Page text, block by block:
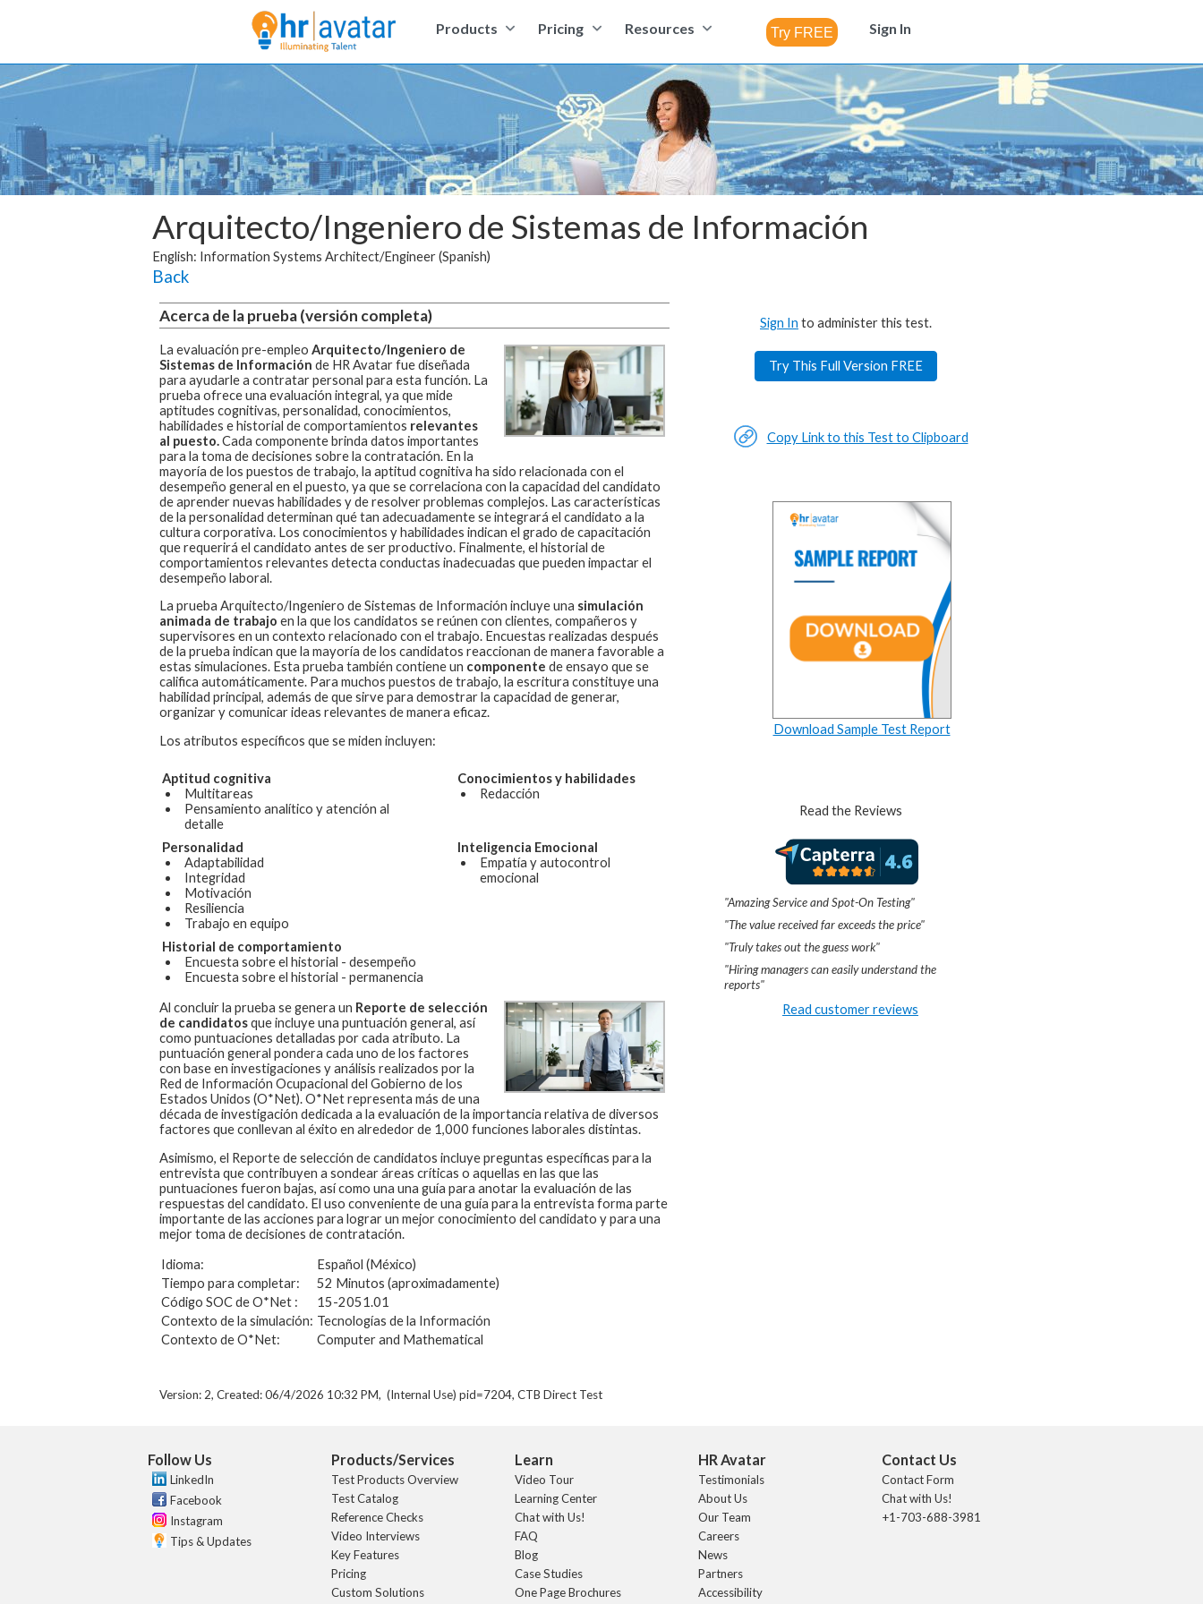
Products Pricing Resources Sign In
Arquitecto/Ingeniero de Sistemas de Información
English: Information Systems Architect/Engineer (Spanish)
Back
Acerca de la prueba (versión completa)
La evaluación pre-empleo Arquitecto/Ingeniero de
Sistemas de Información de HR Avatar fue diseñada
para ayudarle a contratar personal para esta función. La
prueba ofrece una evaluación integral, ya que mide
aptitudes cognitivas, personalidad, conocimientos,
habilidades e historial de comportamientos relevantes
al puesto.Cada componente brinda datos importantes
para la toma de decisiones sobre la contratación. En la
mayoría de los puestos de trabajo, la aptitud cognitiva ha sido relacionada con el
desempeño general en el puesto, ya que se correlaciona con la capacidad del candidato
de aprender nuevas habilidades y de resolver problemas complejos. Las características
de la personalidad determinan qué tan adecuadamente se integrará el candidato a la
cultura corporativa. Los conocimientos y habilidades indican el grado de capacitación
que requerirá el candidato antes de ser productivo. Finalmente, el historial de
comportamientos relevantes detecta conductas inadecuadas que pueden impactar el
desempeño laboral.
La prueba Arquitecto/Ingeniero de Sistemas de Información incluye una simulación
animada de trabajo en la que los candidatos se reúnen con clientes, compañeros y
supervisores en un contexto relacionado con el trabajo. Encuestas realizadas después
de la prueba indican que la mayoría de los candidatos reaccionan de manera favorable a
estas simulaciones. Esta prueba también contiene un componente de ensayo que se
califica automáticamente. Para muchos puestos de trabajo, la escritura constituye una
habilidad principal, además de que sirve para demostrar la capacidad de generar,
organizar y comunicar ideas relevantes de manera eficaz.
Los atributos específicos que se miden incluyen:
Aptitud cognitiva
Multitareas
Pensamiento analítico y atención al
detalle
Conocimientos y habilidades
Redacción
Personalidad
Adaptabilidad
Integridad
Motivación
Resiliencia
Trabajo en equipo
Inteligencia Emocional
Empatía y autocontrol
emocional
Historial de comportamiento
Encuesta sobre el historial - desempeño
Encuesta sobre el historial - permanencia
Al concluir la prueba se genera un Reporte de selección
de candidatosque incluye una puntuación general, así
como puntuaciones detalladas por cada atributo. La
puntuación general pondera cada uno de los factores
con base en investigaciones y análisis realizados por la
Red de Información Ocupacional del Gobierno de los
Estados Unidos (O*Net). O*Net representa más de una
década de investigación dedicada a la evaluación de la importancia relativa de diversos
factores que conllevan al éxito en alrededor de 1,000 funciones laborales distintas.
Asimismo, el Reporte de selección de candidatos incluye preguntas específicas para la
entrevista que contribuyen a sondear áreas críticas o aquellas en las que las
puntuaciones fueron bajas, así como una una guía para anotar la evaluación de las
respuestas del candidato. El uso conveniente de una guía para la entrevista forma parte
importante de las acciones para lograr un mejor conocimiento del candidato y para una
mejor toma de decisiones de contratación.
Idioma:
Español (México)
Tiempo para completar:
52 Minutos (aproximadamente)
Código SOC de O*Net :
15-2051.01
Contexto de la simulación: Tecnologías de la Información
Contexto de O*Net:
Computer and Mathematical
Version: 2, Created: 06/4/2026 10:32 PM, (Internal Use) pid=7204, CTB Direct Test
Sign In to administer this test.
Try This Full Version FREE
Copy Link to this Test to Clipboard
Download Sample Test Report
Read the Reviews
"Amazing Service and Spot-On Testing"
"The value received far exceeds the price"
"Truly takes out the guess work"
"Hiring managers can easily understand the
reports"
Read customer reviews
Follow Us
LinkedIn
Facebook
Instagram
Tips & Updates
Products/Services
Test Products Overview
Test Catalog
Reference Checks
Video Interviews
Key Features
Pricing
Custom Solutions
Learn
Video Tour
Learning Center
Chat with Us!
FAQ
Blog
Case Studies
One Page Brochures
HR Avatar
Testimonials
About Us
Our Team
Careers
News
Partners
Accessibility
Contact Us
Contact Form
Chat with Us!
+1-703-688-3981